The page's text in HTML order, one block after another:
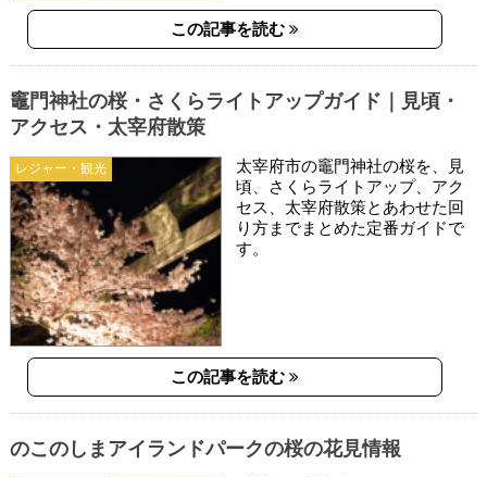
この記事を読む
レジャー・観光
竈門神社の桜・さくらライトアップガイド｜見頃・
アクセス・太宰府散策
太宰府市の竈門神社の桜を、見
頃、さくらライトアップ、アク
セス、太宰府散策とあわせた回
り方までまとめた定番ガイドで
す。
この記事を読む
のこのしまアイランドパークの桜の花見情報